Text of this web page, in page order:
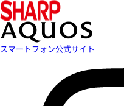
スマートフォン公式サイト